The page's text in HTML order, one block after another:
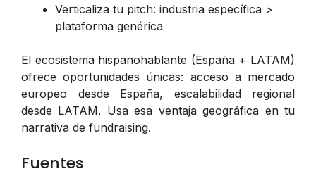
Verticaliza tu pitch: industria específica >
plataforma genérica
El ecosistema hispanohablante (España + LATAM)
ofrece oportunidades únicas: acceso a mercado
europeo desde España, escalabilidad regional
desde LATAM. Usa esa ventaja geográfica en tu
narrativa de fundraising.
Fuentes